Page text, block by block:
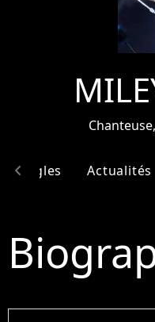
Singles Actualités
chevron_left